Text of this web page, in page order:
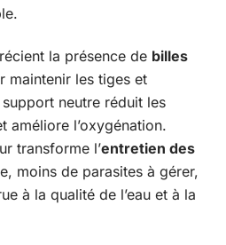
la présence de billes
maintenir les tiges et
neutre réduit les
améliore l’oxygénation.
transforme l’entretien des
moins de parasites à gérer,
à la qualité de l’eau et à la